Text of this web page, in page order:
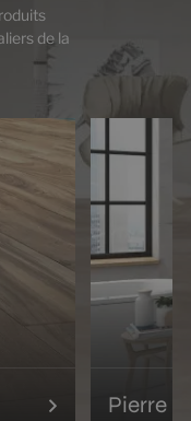
de la
Pierre